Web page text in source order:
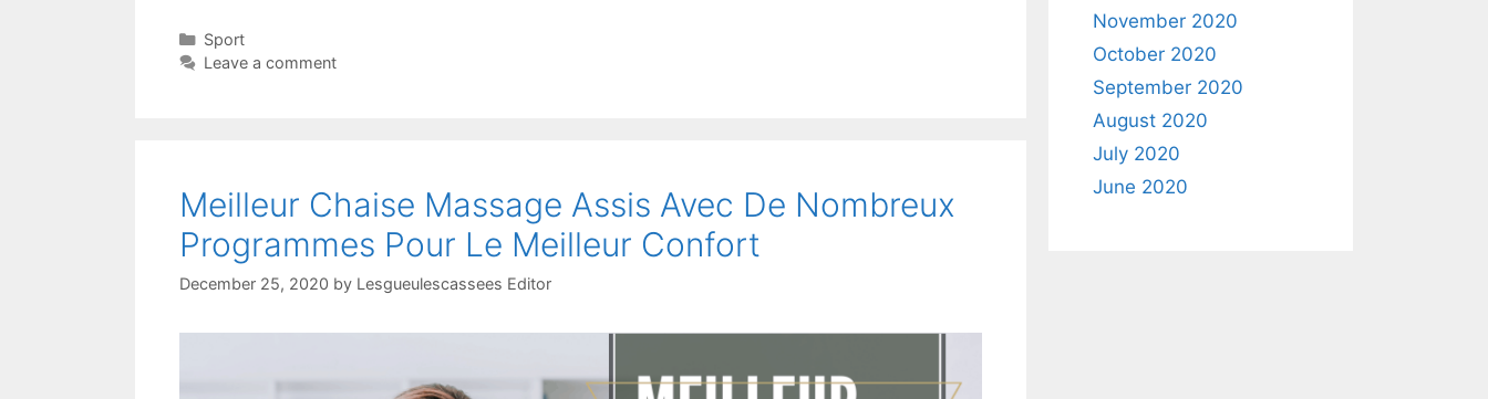
Sport
Leave a comment
Meilleur Chaise Massage Assis Avec De Nombreux
Programmes Pour Le Meilleur Confort
December 25, 2020 by Lesgueulescassees Editor
November 2020
October 2020
September 2020
August 2020
July 2020
June 2020